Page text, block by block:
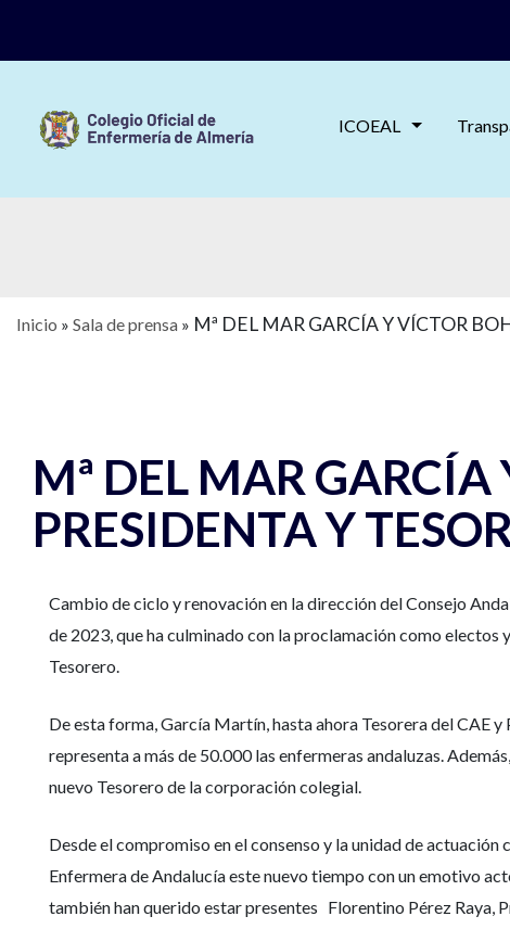
ICOEAL
Inicio » Sala de prensa » Mª DEL MAR GARCÍA Y VÍCTOR
Mª DEL MAR
PRESIDENTA Y
Cambio de ciclo y renovación en la dirección del Consejo
de 2023, que ha culminado con la proclamación como
Tesorero.
De esta forma, García Martín, hasta ahora Tesorera del CAE
representa a más de 50.000 las enfermeras andaluzas.
nuevo Tesorero de la corporación colegial.
Desde el compromiso en el consenso y la unidad de
Enfermera de Andalucía este nuevo tiempo con un emotivo
también han querido estar presentes Florentino Pérez Raya,